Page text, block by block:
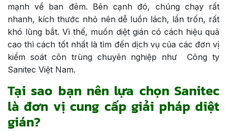
mạnh về ban đêm. Bên cạnh đó, chúng chạy rất
nhanh, kích thước nhỏ nên dễ luồn lách, lẩn trốn, rất
khó lùng bắt. Vì thế, muốn diệt gián có cách hiệu quả
cao thì cách tốt nhất là tìm đến dịch vụ của các đơn vị
kiểm soát côn trùng chuyên nghiệp như Công ty
Sanitec Việt Nam.
Tại sao bạn nên lựa chọn Sanitec
là đơn vị cung cấp giải pháp diệt
gián?